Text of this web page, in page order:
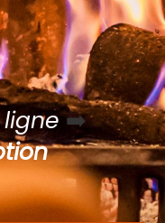
ligne➡️